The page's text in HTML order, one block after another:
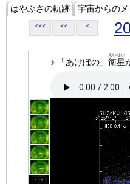
はやぶさの軌跡 宇宙からの
<<< << <
♪ 「あけぼの」 衛星
えいせい